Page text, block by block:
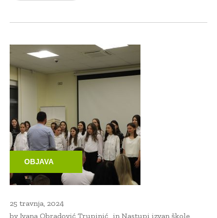
OBJAVA
25 travnja, 2024
by Ivana Obradović Trupinić in Nastupi izvan škole